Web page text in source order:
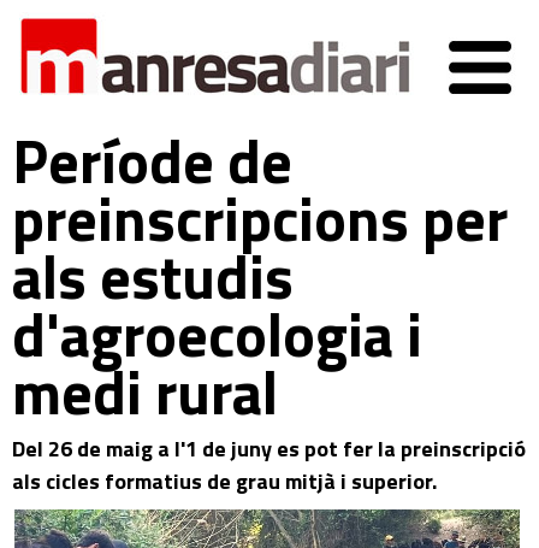
Període de
preinscripcions per
als estudis
d'agroecologia i
medi rural
Del 26 de maig a l'1 de juny es pot fer la preinscripció
als cicles formatius de grau mitjà i superior.